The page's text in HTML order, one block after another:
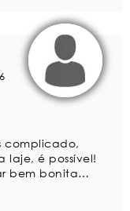
complicado,
laje, é possível!
bem bonita…